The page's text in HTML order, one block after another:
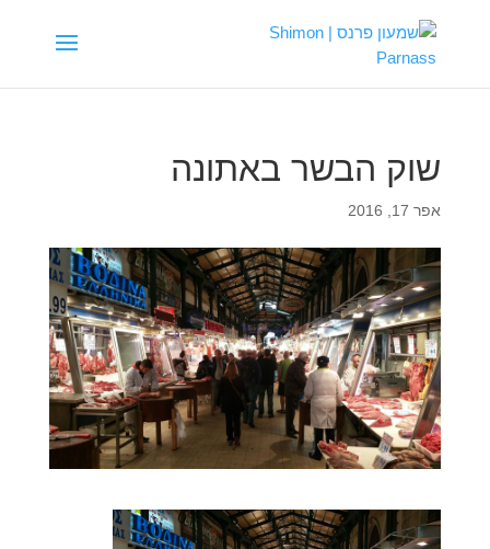
שוק הבשר באתונה
אפר 17, 2016